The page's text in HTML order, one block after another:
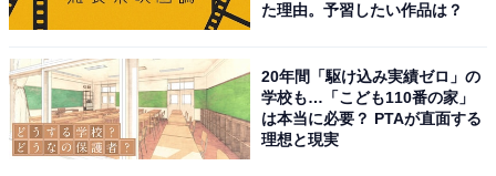
た理由。予習したい作品は？
20年間「駆け込み実績ゼロ」の
学校も…「こども110番の家」
は本当に必要？ PTAが直面する
理想と現実